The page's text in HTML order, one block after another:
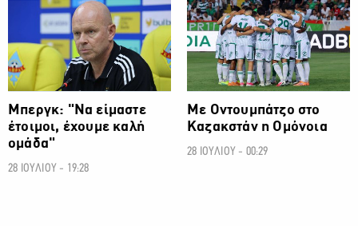
ΠΡΩΤΑΘΛΗΜΑ CYTA
Μπεργκ: "Να είμαστε
έτοιμοι, έχουμε καλή
ομάδα"
28 ΙΟΥΛΙΟΥ - 19:28
ΠΡΩΤΑΘΛΗΜΑ CYTA
Με Οντουμπάτζο στο
Καζακστάν η Ομόνοια
28 ΙΟΥΛΙΟΥ - 00:29